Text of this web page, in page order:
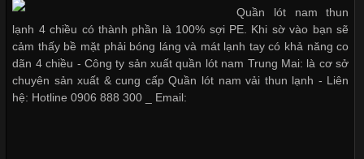
Vải thun là một trong những chất liệu được sử dụng rộng rãi
nhất trong ngành thời trang nhờ đặc tính co giãn, mềm mại và
thoải mái khi mặc. Từ áo thun, đồ thể thao cho đến đồ lót nam,
vải thun luôn đóng vai trò quan trọng trong quá trình sản xuất.
Hiện nay, nhu cầu tìm kiếm quần lót nam giá
Quần lót nam thun
lạnh 4 chiều có thành phần là 100% sợi PE. Khi sờ vào bạn sẽ
cảm thấy bề mặt phải bóng láng và mát lạnh tay có khả năng co
dãn 4 chiều - Công ty sản xuất quần lót nam Trung Mai: là cơ sở
chuyên sản xuất & cung cấp Quần lót nam vải thun lạnh - Liên
hệ: Hotline 0906 888 300 _ Email: